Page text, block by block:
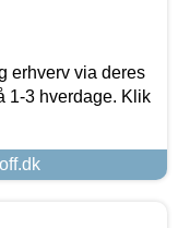
erhverv via deres
1-3 hverdage. Klik